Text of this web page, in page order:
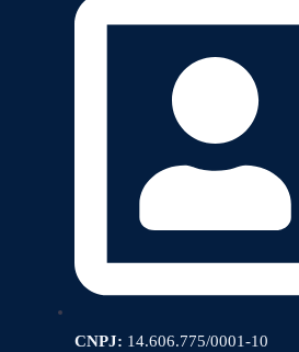
CNPJ: 14.606.775/0001-10